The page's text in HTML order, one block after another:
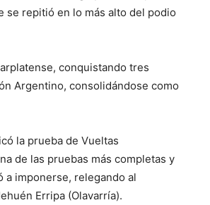
se repitió en lo más alto del podio
conquistando tres
Argentino, consolidándose como
la prueba de Vueltas
de las pruebas más completas y
a imponerse, relegando al
Erripa (Olavarría).